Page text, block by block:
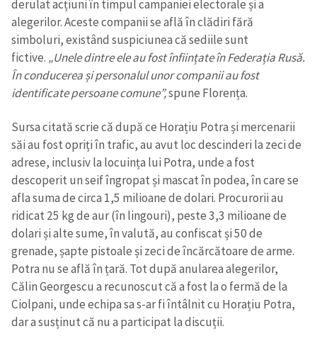
derulat acțiuni în timpul campaniei electorale și a
alegerilor. Aceste companii se află în clădiri fără
simboluri, existând suspiciunea că sediile sunt
fictive. „Unele dintre ele au fost înființate în Federația Rusă.
În conducerea și personalul unor companii au fost
identificate persoane comune”,spune Florența.
Sursa citată scrie că după ce Horațiu Potra și mercenarii
săi au fost opriți în trafic, au avut loc descinderi la zeci de
adrese, inclusiv la locuința lui Potra, unde a fost
descoperit un seif îngropat și mascat în podea, în care se
afla suma de circa 1,5 milioane de dolari. Procurorii au
ridicat 25 kg de aur (în lingouri), peste 3,3 milioane de
dolari și alte sume, în valută, au confiscat și 50 de
grenade, șapte pistoale și zeci de încărcătoare de arme.
Potra nu se află în țară. Tot după anularea alegerilor,
Călin Georgescu a recunoscut că a fost la o fermă de la
Ciolpani, unde echipa sa s-ar fi întâlnit cu Horațiu Potra,
dar a susținut că nu a participat la discuții.